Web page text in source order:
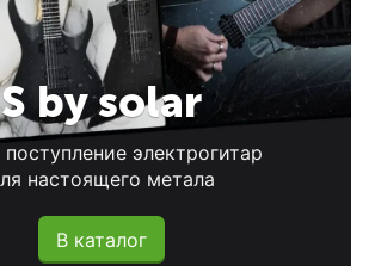
S by solar
электрогитар
настоящего метала
В каталог